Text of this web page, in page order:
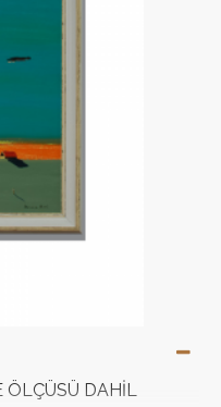
ÖLÇÜSÜ DAHİL